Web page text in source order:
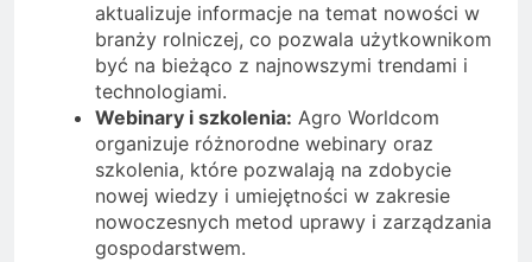
aktualizuje informacje na temat nowości w
branży rolniczej, co pozwala użytkownikom
być na bieżąco z najnowszymi trendami i
technologiami.
Webinary i szkolenia: Agro Worldcom
organizuje różnorodne webinary oraz
szkolenia, które pozwalają na zdobycie
nowej wiedzy i umiejętności w zakresie
nowoczesnych metod uprawy i zarządzania
gospodarstwem.